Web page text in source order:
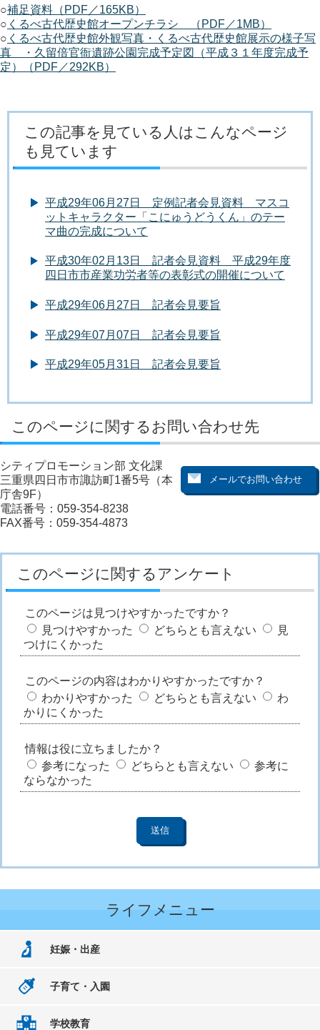
○補足資料（PDF／165KB）
○ くるべ古代歴史館オープンチラシ （PDF／1MB）
○ くるべ古代歴史館外観写真・くるべ古代歴史館展示の様子写
真 ・久留倍官衙遺跡公園完成予定図（平成３１年度完成予
定）（PDF／292KB）
この記事を見ている人はこんなページ
も見ています
平成29年06月27日 定例記者会見資料 マスコ
ットキャラクター「こにゅうどうくん」のテー
マ曲の完成について
平成30年02月13日 記者会見資料 平成29年度
四日市市産業功労者等の表彰式の開催について
平成29年06月27日 記者会見要旨
平成29年07月07日 記者会見要旨
平成29年05月31日 記者会見要旨
このページに関するお問い合わせ先
シティプロモーション部 文化課
三重県四日市市諏訪町1番5号（本
庁舎9F）
電話番号：059-354-8238
FAX番号：059-354-4873
このページに関するアンケート
このページは見つけやすかったですか？
見つけやすかった
どちらとも言えない
見
つけにくかった
このページの内容はわかりやすかったですか？
わかりやすかった
どちらとも言えない
わ
かりにくかった
情報は役に立ちましたか？
参考になった
どちらとも言えない
参考に
ならなかった
ライフメニュー
妊娠・出産
子育て・入園
学校教育